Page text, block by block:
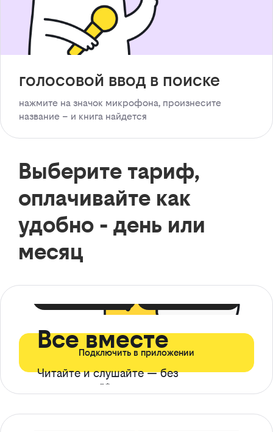
голосовой ввод в поиске
нажмите на значок микрофона, произнесите
название – и книга найдется
Выберите тариф,
оплачивайте как
удобно - день или
месяц
Все вместе
Читайте и слушайте — без
ограничений*
Подключить в приложении